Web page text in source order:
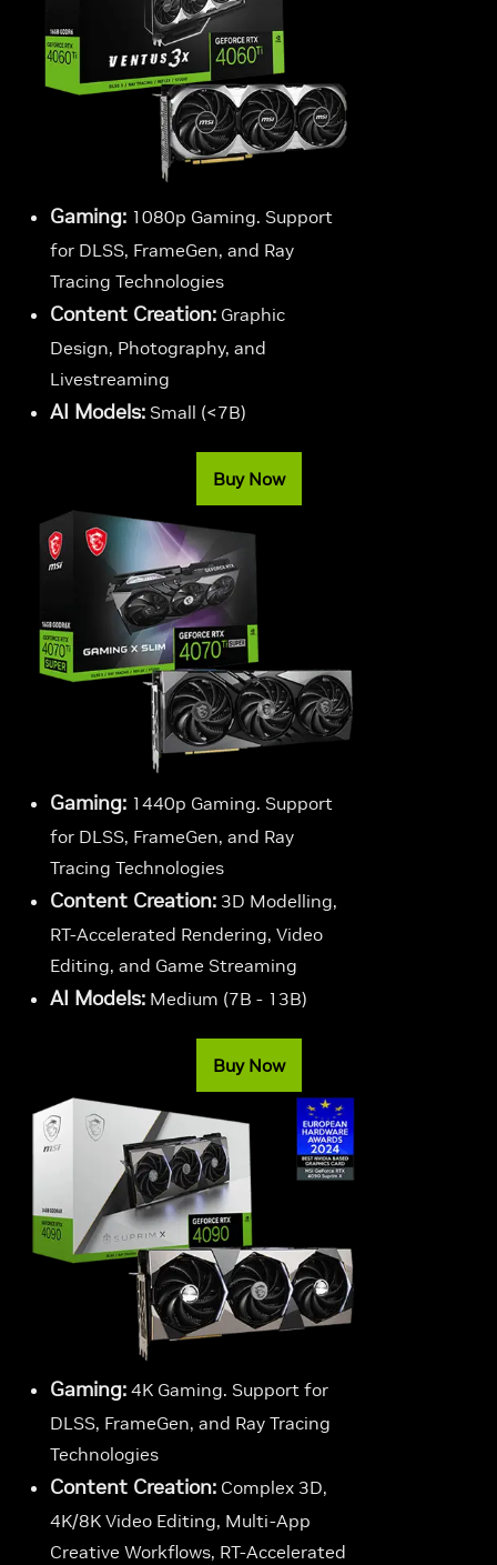
Gaming: 1080p Gaming. Support
for DLSS, FrameGen, and Ray
Tracing Technologies
Content Creation: Graphic
Design, Photography, and
Livestreaming
AI Models: Small (<7B)
Buy Now
Gaming: 1440p Gaming. Support
for DLSS, FrameGen, and Ray
Tracing Technologies
Content Creation: 3D Modelling,
RT-Accelerated Rendering, Video
Editing, and Game Streaming
AI Models: Medium (7B - 13B)
Buy Now
Gaming: 4K Gaming. Support for
DLSS, FrameGen, and Ray Tracing
Technologies
Content Creation: Complex 3D,
4K/8K Video Editing, Multi-App
Creative Workflows, RT-Accelerated